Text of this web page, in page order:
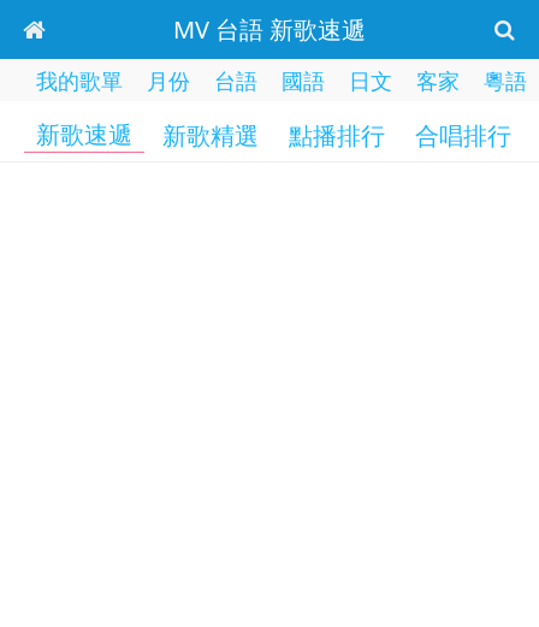
MV 台語 新歌速遞
我的歌單 月份 台語 國語 日文 客家 粵語
新歌速遞 新歌精選 點播排行 合唱排行